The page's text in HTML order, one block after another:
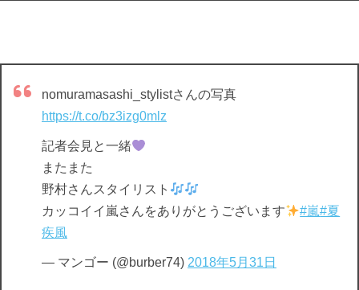
nomuramasashi_stylistさんの写真
https://t.co/bz3izg0mlz
記者会見と一緒
またまた
野村さんスタイリスト
カッコイイ嵐さんをありがとうございます
#嵐#夏
疾風
— マンゴー (@burber74) 2018年5月31日